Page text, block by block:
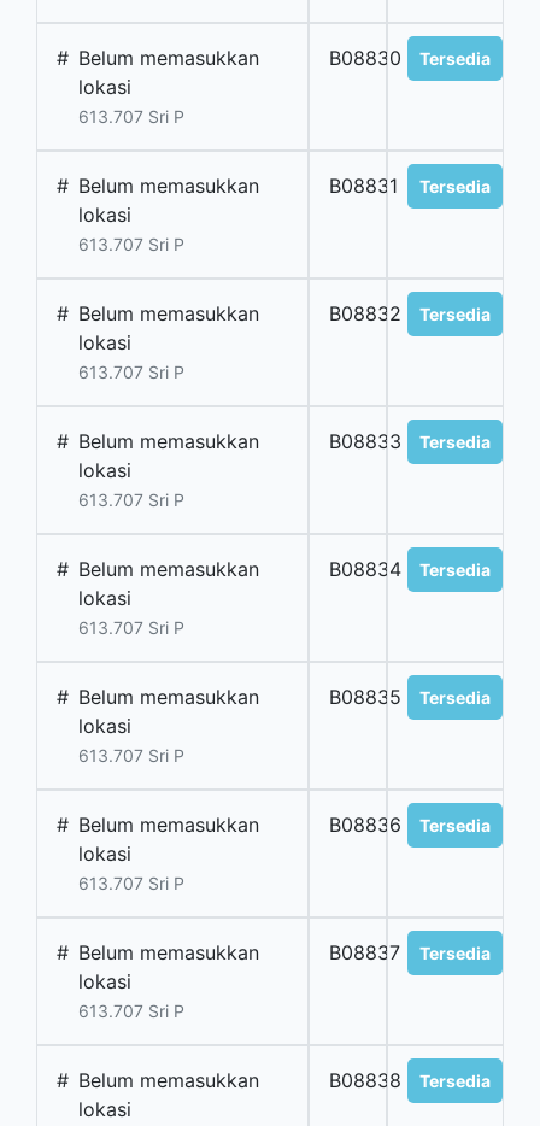
# Belum memasukkan
lokasi
613.707 Sri P
B08830 Tersedia
# Belum memasukkan
lokasi
613.707 Sri P
B08831 Tersedia
# Belum memasukkan
lokasi
613.707 Sri P
B08832 Tersedia
# Belum memasukkan
lokasi
613.707 Sri P
B08833 Tersedia
# Belum memasukkan
lokasi
613.707 Sri P
B08834 Tersedia
# Belum memasukkan
lokasi
613.707 Sri P
B08835 Tersedia
# Belum memasukkan
lokasi
613.707 Sri P
B08836 Tersedia
# Belum memasukkan
lokasi
613.707 Sri P
B08837 Tersedia
# Belum memasukkan
lokasi
B08838 Tersedia